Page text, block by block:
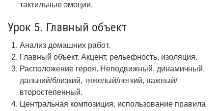
тактильные эмоции.
Урок 5. Главный объект
Анализ домашних работ.
Главный объект. Акцент, рельефность, изоляция.
Расположение героя. Неподвижный, динамичный,
дальний/близкий, тяжелый/легкий, важный/
второстепенный.
Центральная композиция, использование правила